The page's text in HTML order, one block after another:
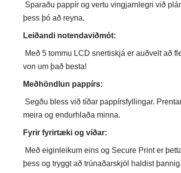
Sparaðu pappír og vertu vingjarnlegri við
þess þó að reyna.
Leiðandi notendaviðmót:
Með 5 tommu LCD snertiskjá er auðvelt að
von um það besta!
Meðhöndlun pappírs:
Segðu bless við tíðar pappírsfyllingar.
meira og endurhlaða minna.
Fyrir fyrirtæki og víðar:
Með eiginleikum eins og Secure Print er
þess og tryggt að trúnaðarskjöl haldist þannig.